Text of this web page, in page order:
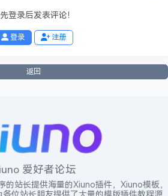
登录后发表评论！
登录 注册
返回
爱好者论坛
的站长提供海量的Xiuno插件，Xiuno模板，